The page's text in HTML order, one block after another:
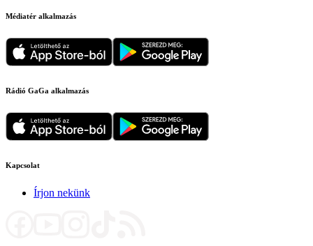
Médiatér alkalmazás
Rádió GaGa alkalmazás
Kapcsolat
Írjon nekünk